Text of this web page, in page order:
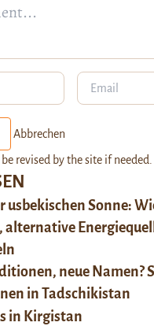
usbekischen Sonne:
alternative
neue Namen?
in Tadschikistan
in Kirgistan
Abbrechen
revised by the site if needed.